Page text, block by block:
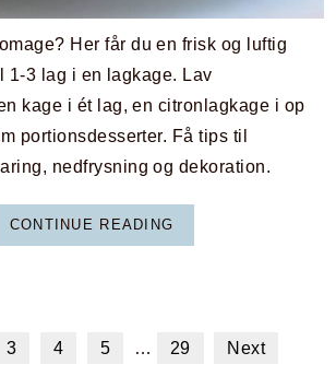
Her får du en frisk og luftig
1-3 lag i en lagkage. Lav
kage i ét lag, en citronlagkage i op
portionsdesserter. Få tips til
nedfrysning og dekoration.
CONTINUE READING
3 4 5 … 29 Next